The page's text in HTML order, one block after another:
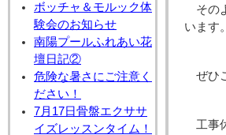
ボッチャ＆モルック体
験会のお知らせ
南陽プールふれあい花
壇日記②
危険な暑さにご注意く
ださい！
7月17日骨盤エクササ
イズレッスンタイム！
その
います。
ぜひ
工事